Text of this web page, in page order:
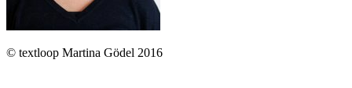
© textloop Martina Gödel 2016